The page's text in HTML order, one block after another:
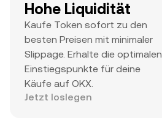
Hohe Liquidität
Kaufe Token sofort zu den
besten Preisen mit minimaler
Slippage. Erhalte die optimalen
Einstiegspunkte für deine
Käufe auf OKX.
Jetzt loslegen